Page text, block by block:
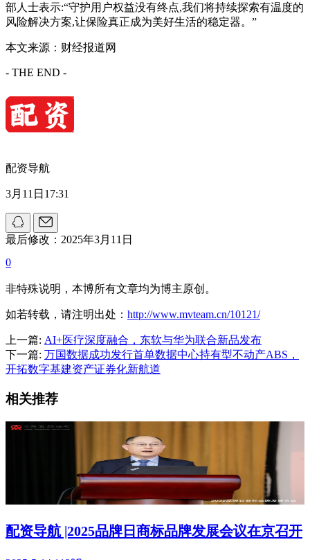
部人士表示:“守护用户权益没有终点,我们将持续探索有温度的
风险解决方案,让保险真正成为美好生活的稳定器。”‌
本文来源：财经报道网
- THE END -
配资导航
3月11日17:31
最后修改：2025年3月11日
0
非特殊说明，本博所有文章均为博主原创。
如若转载，请注明出处： http://www.mvteam.cn/10121/
上一篇: AI+医疗深度融合，东软与华为联合新品发布
下一篇: 万国数据成功发行首单数据中心持有型不动产ABS，
开拓数字基建资产证券化新航道
相关推荐
配资导航 |2025品牌日商标品牌发展会议在京召开